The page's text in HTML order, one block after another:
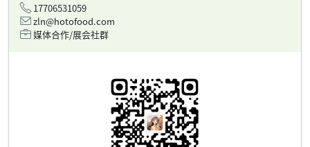
17706531059
zln@hotofood.com
媒体合作/展会社群